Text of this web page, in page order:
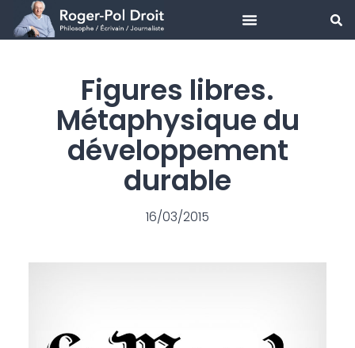
Aller
Figures libres.
Métaphysique du
développement
durable
16/03/2015